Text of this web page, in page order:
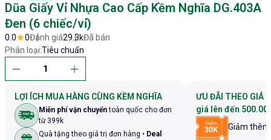
Dũa Giấy Vỉ Nhựa Cao Cấp Kềm Nghĩa DG.403A
Đen (6 chiếc/vỉ)
0.0 0Đánh giá29.3kĐã bán
Phân loại:Tiêu chuẩn
LỢI ÍCH MUA HÀNG CÙNG KỀM NGHĨA
Miễn phí vận chuyểntoàn quốc cho đơn
từ 399k
Quà tặng theo giá trị đơn hàng • Deal
ƯU ĐÃI THEO GIÁ
giá lên đến
Giảm